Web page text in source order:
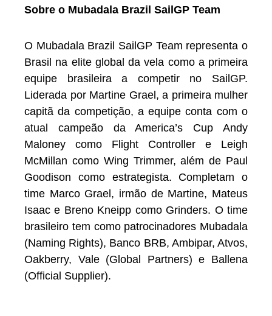
Sobre o Mubadala Brazil SailGP Team
O Mubadala Brazil SailGP Team representa o
Brasil na elite global da vela como a primeira
equipe brasileira a competir no SailGP.
Liderada por Martine Grael, a primeira mulher
capitã da competição, a equipe conta com o
atual campeão da America’s Cup Andy
Maloney como Flight Controller e Leigh
McMillan como Wing Trimmer, além de Paul
Goodison como estrategista. Completam o
time Marco Grael, irmão de Martine, Mateus
Isaac e Breno Kneipp como Grinders. O time
brasileiro tem como patrocinadores Mubadala
(Naming Rights), Banco BRB, Ambipar, Atvos,
Oakberry, Vale (Global Partners) e Ballena
(Official Supplier).